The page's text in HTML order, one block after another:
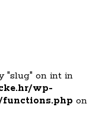
"slug" on int in
wp-
on